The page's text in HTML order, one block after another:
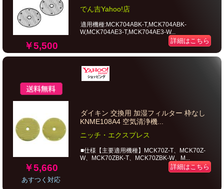
￥5,500
でん吉Yahoo!店
適用機種:MCK704ABK-T,MCK704ABK-
W,MCK704AE3-T,MCK704AE3-W...
詳細はこちら
￥5,660
あすつく対応
ダイキン 交換用 加湿フィルター 枠なし
KNME108A4 空気清浄機...
ニッチ・エクスプレス
■仕様【主要適用機種】MCK70Z-T、MCK70Z-
W、MCK70ZBK-T、MCK70ZBK-W、M...
詳細はこちら